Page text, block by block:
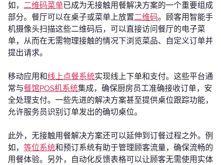
如， 二维码菜单已成为无接触用餐解决方案的一个重要组成
部分。餐厅可以在桌子或菜单上放置二维码。顾客用智能手
机摄像头扫描这些二维码后，可以直接访问餐厅的电子菜
单，从而在无需物理接触的情况下浏览菜品、自定义订单并
提出请求。
移动应用和线上点餐系统实现线上下单和支付。这些平台通
常与餐馆POS机系统集成，确保厨房员工准确接收订单，安
全处理支付。一些先进的解决方案甚至提供桌位跟踪功能，
允许服务员识别订单发出的确切桌位。
此外，无接触用餐解决方案还可以延伸到订餐过程之外。例
如， 等位系统和预订系统有助于管理顾客流量，确保流畅的
用餐体验。另外，自动化反馈表格可以让顾客无需使用实体